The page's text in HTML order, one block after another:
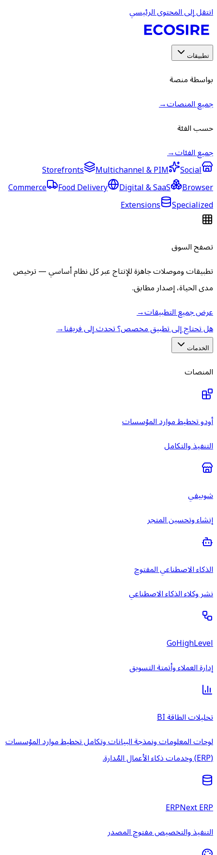
انتقل إلى المحتوى الرئيسي
تطبيقات
بواسطة منصة
جميع المنصات→
حسب الفئة
جميع الفئات→
Storefronts
Multichannel & PIM
Social
Commerce
Food Delivery Digital & SaaS
Browser
Extensions
Specialized
تصفح السوق
تطبيقات وموصلات جاهزة للإنتاج عبر كل نظام أساسي — ترخيص
مدى الحياة، إصدار مطابق.
عرض جميع التطبيقات→
هل تحتاج إلى تطبيق مخصص؟ تحدث إلى فريقنا→
الخدمات
المنصات
أودو تخطيط موارد المؤسسات
التنفيذ والتكامل
شوبيفي
إنشاء وتحسين المتجر
الذكاء الاصطناعي المفتوح
نشر وكلاء الذكاء الاصطناعي
GoHighLevel
إدارة العملاء وأتمتة التسويق
تحليلات الطاقة BI
لوحات المعلومات ونمذجة البيانات وتكامل تخطيط موارد المؤسسات
(ERP) وخدمات ذكاء الأعمال المُدارة.
ERPNext ERP
التنفيذ والتخصيص مفتوح المصدر